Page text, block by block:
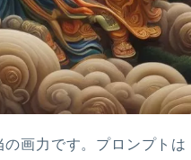
の画力です。プロンプト